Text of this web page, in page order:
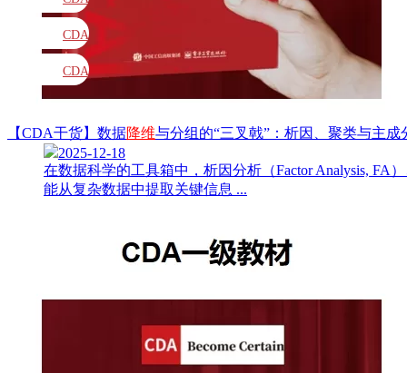
【CDA干货】数据降维与分组的“三叉戟”：析因、聚类与主成
2025-12-18
在数据科学的工具箱中，析因分析（Factor Analysis, FA
能从复杂数据中提取关键信息 ...
教材
CDA
题库
CDA
大纲